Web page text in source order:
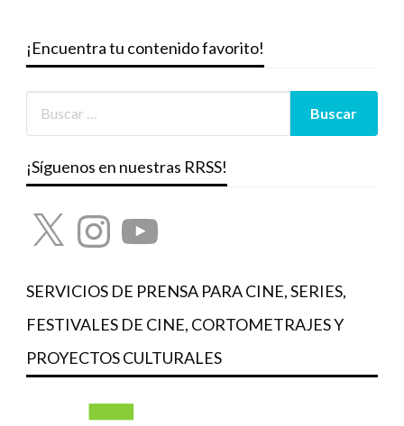
¡Encuentra tu contenido favorito!
¡Síguenos en nuestras RRSS!
X InstagramYouTube
SERVICIOS DE PRENSA PARA CINE, SERIES,
FESTIVALES DE CINE, CORTOMETRAJES Y
PROYECTOS CULTURALES